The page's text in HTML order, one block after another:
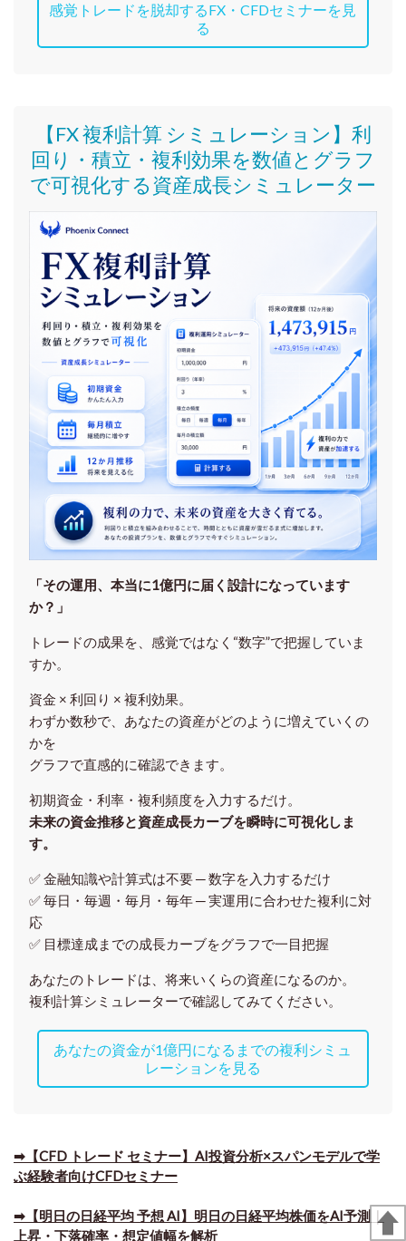
感覚トレードを脱却するFX・CFDセミナーを見
る
【FX 複利計算 シミュレーション】利
回り・積立・複利効果を数値とグラフ
で可視化する資産成長シミュレーター
「その運用、本当に1億円に届く設計になっています
か？」
トレードの成果を、感覚ではなく“数字”で把握していま
すか。
資金 × 利回り × 複利効果。
わずか数秒で、あなたの資産がどのように増えていくの
かを
グラフで直感的に確認できます。
初期資金・利率・複利頻度を入力するだけ。
未来の資金推移と資産成長カーブを瞬時に可視化しま
す。
✅ 金融知識や計算式は不要 ─ 数字を入力するだけ
✅ 毎日・毎週・毎月・毎年 ─ 実運用に合わせた複利に対
応
✅ 目標達成までの成長カーブをグラフで一目把握
あなたのトレードは、将来いくらの資産になるのか。
複利計算シミュレーターで確認してみてください。
あなたの資金が1億円になるまでの複利シミュ
レーションを見る
➡【CFD トレード セミナー】AI投資分析×スパンモデルで学
ぶ経験者向けCFDセミナー
➡【明日の日経平均 予想 AI】明日の日経平均株価をAI予測｜
上昇・下落確率・想定値幅を解析